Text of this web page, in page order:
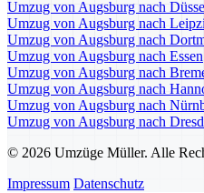
Umzug von Augsburg nach
Umzug von Augsburg nach
Umzug von Augsburg nach
Umzug von Augsburg nach Essen
Umzug von Augsburg nach
Umzug von Augsburg nach
Umzug von Augsburg nach
Umzug von Augsburg nach
© 2026 Umzüge Müller. Alle
Impressum Datenschutz